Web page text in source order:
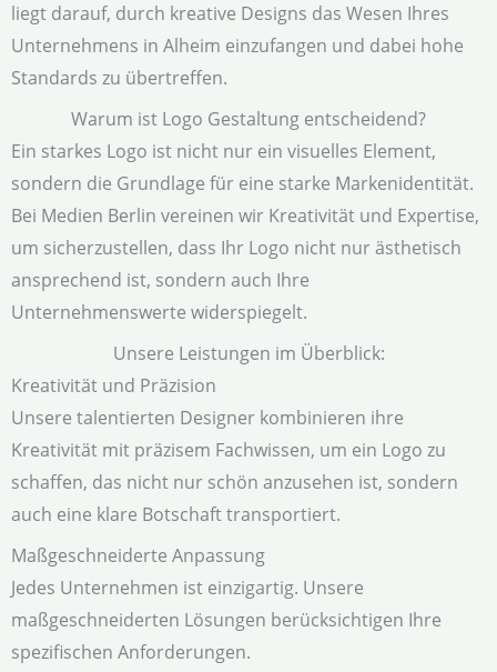
liegt darauf, durch kreative Designs das Wesen Ihres
Unternehmens in Alheim einzufangen und dabei hohe
Standards zu übertreffen.
Warum ist Logo Gestaltung entscheidend?
Ein starkes Logo ist nicht nur ein visuelles Element,
sondern die Grundlage für eine starke Markenidentität.
Bei Medien Berlin vereinen wir Kreativität und Expertise,
um sicherzustellen, dass Ihr Logo nicht nur ästhetisch
ansprechend ist, sondern auch Ihre
Unternehmenswerte widerspiegelt.
Unsere Leistungen im Überblick:
Kreativität und Präzision
Unsere talentierten Designer kombinieren ihre
Kreativität mit präzisem Fachwissen, um ein Logo zu
schaffen, das nicht nur schön anzusehen ist, sondern
auch eine klare Botschaft transportiert.
Maßgeschneiderte Anpassung
Jedes Unternehmen ist einzigartig. Unsere
maßgeschneiderten Lösungen berücksichtigen Ihre
spezifischen Anforderungen.